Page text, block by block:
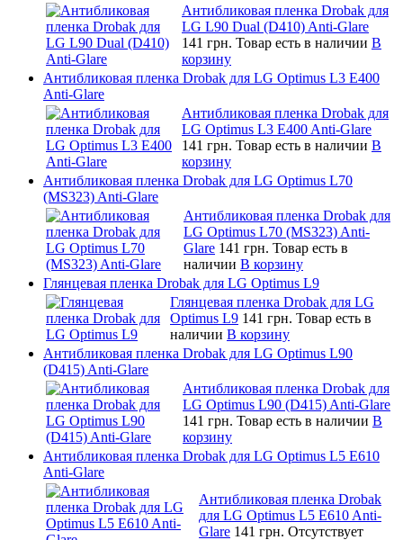
Антибликовая пленка Drobak для
LG L90 Dual (D410) Anti-Glare
141 грн. Товар есть в наличии В
корзину
Антибликовая пленка Drobak для LG Optimus L3 E400
Anti-Glare
Антибликовая пленка Drobak для
LG Optimus L3 E400 Anti-Glare
141 грн. Товар есть в наличии В
корзину
Антибликовая пленка Drobak для LG Optimus L70
(MS323) Anti-Glare
Антибликовая пленка Drobak для
LG Optimus L70 (MS323) Anti-
Glare 141 грн. Товар есть в
наличии В корзину
Глянцевая пленка Drobak для LG Optimus L9
Глянцевая пленка Drobak для LG
Optimus L9 141 грн. Товар есть в
наличии В корзину
Антибликовая пленка Drobak для LG Optimus L90
(D415) Anti-Glare
Антибликовая пленка Drobak для
LG Optimus L90 (D415) Anti-Glare
141 грн. Товар есть в наличии В
корзину
Антибликовая пленка Drobak для LG Optimus L5 E610
Anti-Glare
Антибликовая пленка Drobak
для LG Optimus L5 E610 Anti-
Glare 141 грн. Отсутствует